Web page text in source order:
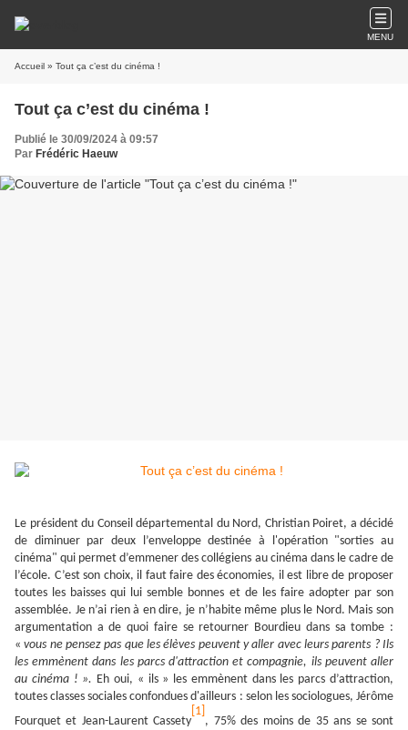
MENU
Accueil » Tout ça c’est du cinéma !
Tout ça c’est du cinéma !
Publié le 30/09/2024 à 09:57
Par Frédéric Haeuw
Le président du Conseil départemental du Nord, Christian Poiret, a décidé
de diminuer par deux l’enveloppe destinée à l'opération "sorties au
cinéma" qui permet d’emmener des collégiens au cinéma dans le cadre de
l’école. C’est son choix, il faut faire des économies, il est libre de proposer
toutes les baisses qui lui semble bonnes et de les faire adopter par son
assemblée. Je n’ai rien à en dire, je n’habite même plus le Nord. Mais son
argumentation a de quoi faire se retourner Bourdieu dans sa tombe :
«vous ne pensez pas que les élèves peuvent y aller avec leurs parents ? Ils
les emmènent dans les parcs d'attraction et compagnie, ils peuvent aller
au cinéma ! ». Eh oui, « ils » les emmènent dans les parcs d’attraction,
toutes classes sociales confondues d'ailleurs : selon les sociologues, Jérôme
Fourquet et Jean-Laurent Cassety
[1]
, 75% des moins de 35 ans se sont